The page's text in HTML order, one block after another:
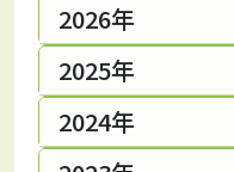
2026年
2025年
2024年